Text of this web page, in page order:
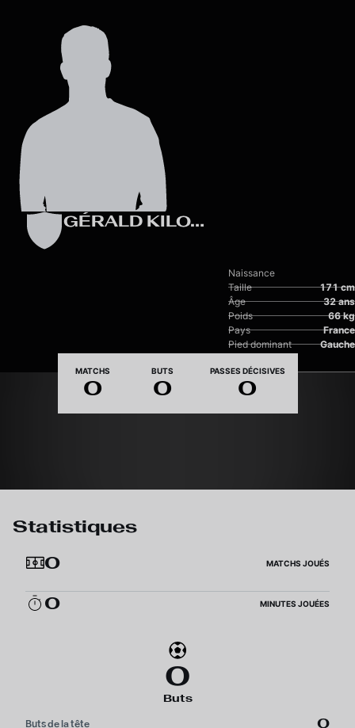
GÉRALD KILOTA
Taille 171 cm
Poids 66 kg
Pied dominant Gauche
Naissance
Âge 32 ans
Pays France
MATCHS
0
BUTS
0
PASSES DÉCISIVES
0
Statistiques
0
MATCHS JOUÉS
0 MINUTES JOUÉES
0
Buts
Buts de la tête 0